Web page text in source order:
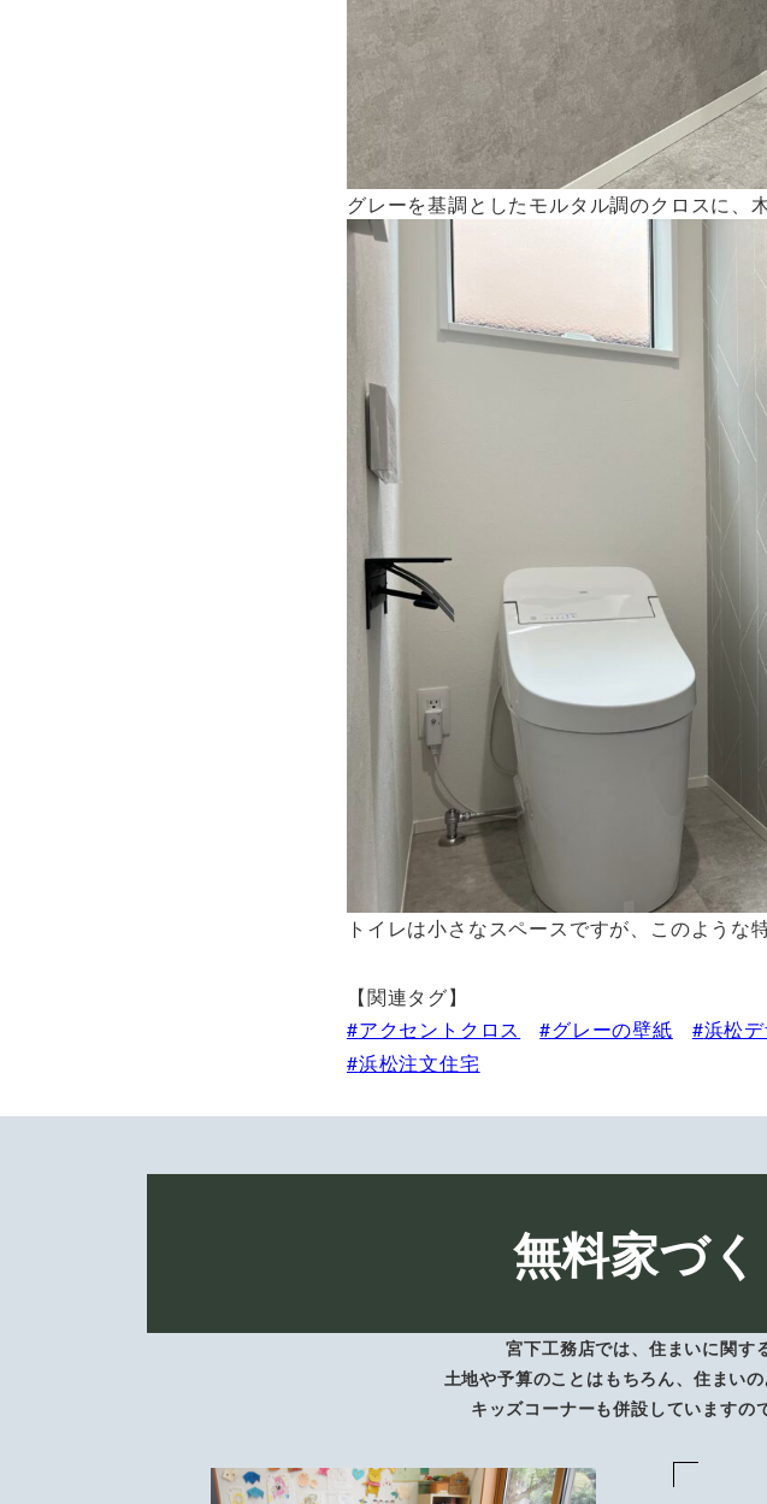
グレーを基調としたモルタル調のクロスに、
トイレは小さなスペースですが、このような
【関連タグ】
アクセントクロス
グレーの壁紙 浜松
浜松注文住宅
無料家づ
宮下工務店では、住まいに関す
土地や予算のことはもちろん、住まい
キッズコーナーも併設していますの